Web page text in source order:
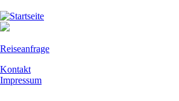
Direkt
zum
Reiseanfrage
Kontakt
Impressum